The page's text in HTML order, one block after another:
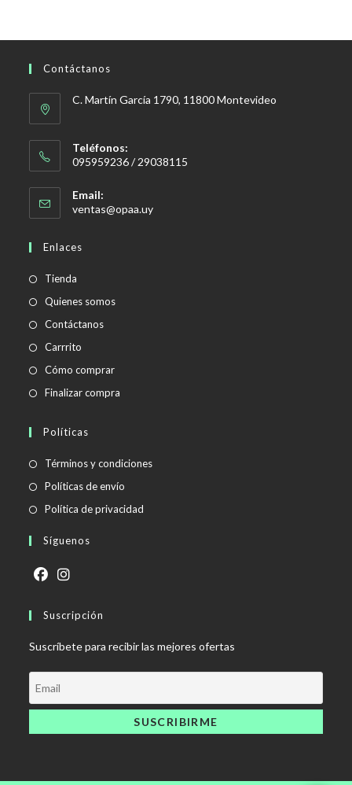
Contáctanos
C. Martín García 1790, 11800 Montevideo
Teléfonos:
095959236 / 29038115
Email:
ventas@opaa.uySe
Enlaces
Tienda
Quienes somos
Contáctanos
Carrrito
Cómo comprar
Finalizar compra
Políticas
Términos y condicionesSe
Políticas de envío
abre
Política de privacidad
Síguenos
abre
una
nueva
pestaña
abre
una
nueva
pestaña
Suscripción
Suscríbete para recibir las mejores ofertas